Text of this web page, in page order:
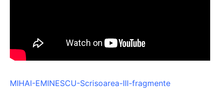
MIHAI-EMINESCU-Scrisoarea-III-fragmente